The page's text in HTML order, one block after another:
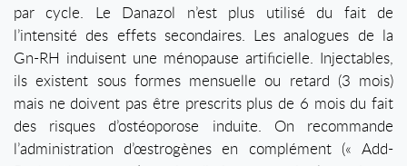
par cycle. Le Danazol n’est plus utilisé du fait de
l’intensité des effets secondaires. Les analogues de la
Gn-RH induisent une ménopause artificielle. Injectables,
ils existent sous formes mensuelle ou retard (3 mois)
mais ne doivent pas être prescrits plus de 6 mois du fait
des risques d’ostéoporose induite. On recommande
l’administration d’œstrogènes en complément (« Add-